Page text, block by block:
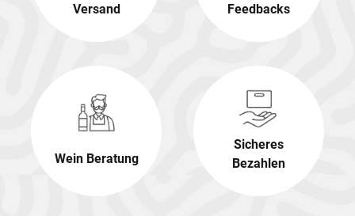
Versand
Feedbacks
Wein Beratung
Sicheres
Bezahlen